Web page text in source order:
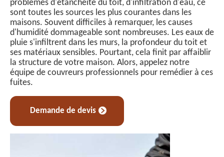
problèmes d'étanchéité du toit, d'infiltration d'eau, ce
sont toutes les sources les plus courantes dans les
maisons. Souvent difficiles à remarquer, les causes
d'humidité dommageable sont nombreuses. Les eaux de
pluie s'infiltrent dans les murs, la profondeur du toit et
ses matériaux sensibles. Pourtant, cela finit par affaiblir
la structure de votre maison. Alors, appelez notre
équipe de couvreurs professionnels pour remédier à ces
fuites.
Demande de devis